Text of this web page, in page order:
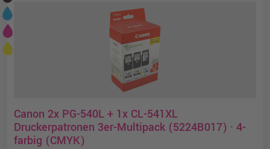
Canon 2x PG-540L + 1x CL-541XL
Druckerpatronen 3er-Multipack (5224B017) · 4-
farbig (CMYK)